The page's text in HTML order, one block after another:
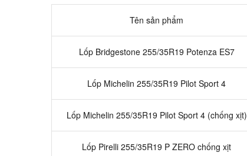
Tên sản phẩm
Lốp Bridgestone 255/35R19 Potenza ES7
Lốp Michelin 255/35R19 Pilot Sport 4
Lốp Michelin 255/35R19 Pilot Sport 4 (chống xịt)
Lốp Pirelli 255/35R19 P ZERO chống xịt